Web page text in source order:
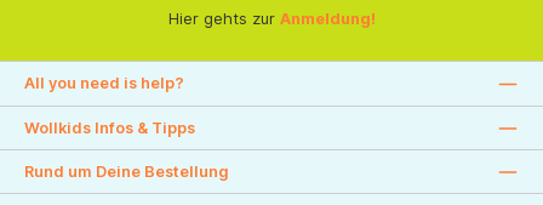
Hier gehts zur Anmeldung!
All you need is help?
Wollkids Infos & Tipps
Rund um Deine Bestellung